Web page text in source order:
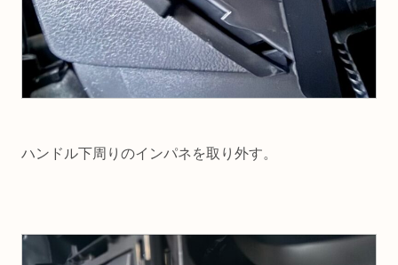
ハンドル下周りのインパネを取り外す。